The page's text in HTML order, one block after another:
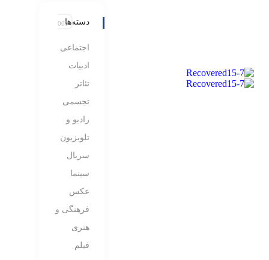
دسته‌ها
اجتماعی
ادبیات
تئاتر
تجسمی
رادیو و
تلویزیون
سریال
سینما
عکس
فرهنگی و
هنری
فیلم